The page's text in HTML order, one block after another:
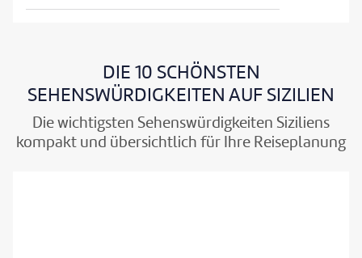
DIE 10 SCHÖNSTEN
SEHENSWÜRDIGKEITEN AUF SIZILIEN
Die wichtigsten Sehenswürdigkeiten Siziliens
kompakt und übersichtlich für Ihre Reiseplanung